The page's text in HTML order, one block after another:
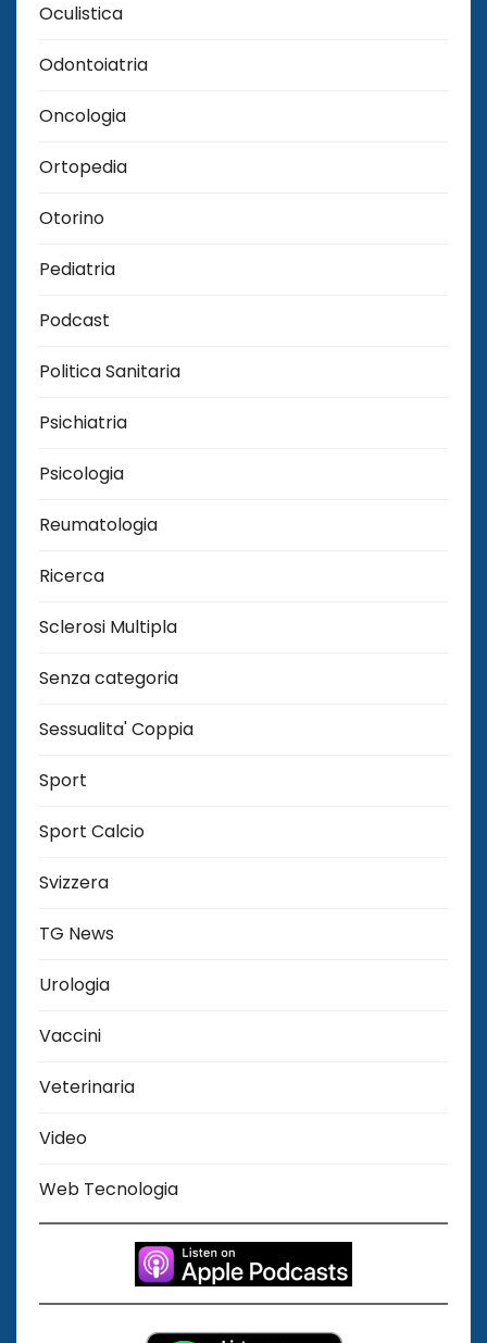
Oculistica
Odontoiatria
Oncologia
Ortopedia
Otorino
Pediatria
Podcast
Politica Sanitaria
Psichiatria
Psicologia
Reumatologia
Ricerca
Sclerosi Multipla
Senza categoria
Sessualita' Coppia
Sport
Sport Calcio
Svizzera
TG News
Urologia
Vaccini
Veterinaria
Video
Web Tecnologia